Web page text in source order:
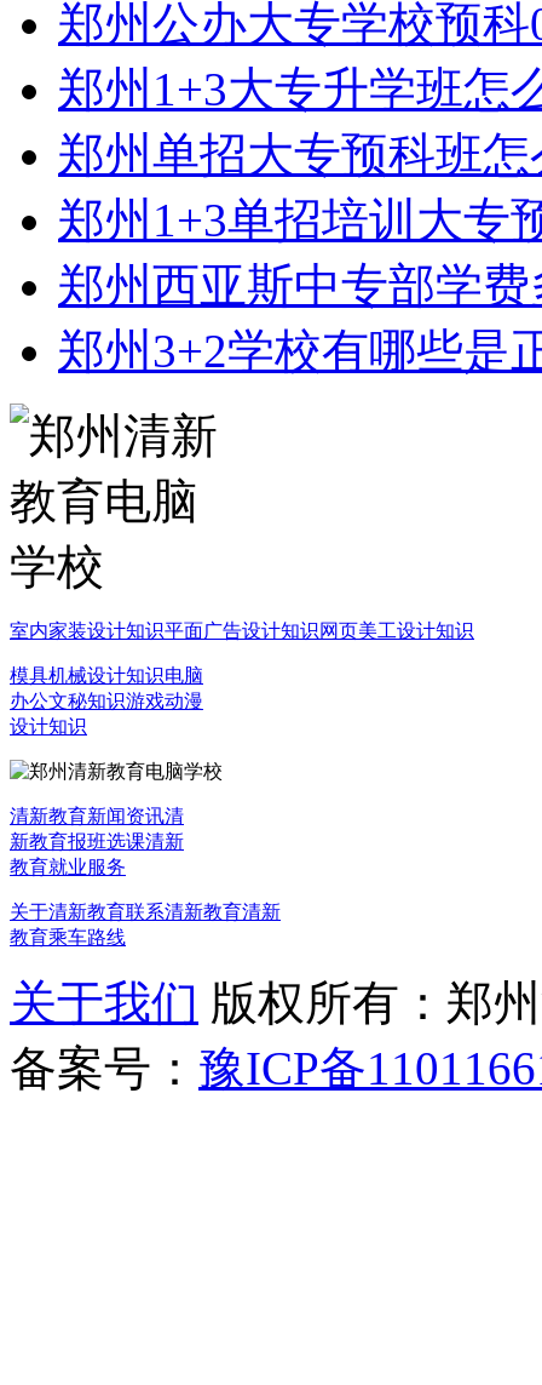
郑州公办大专学校预
郑州1+3大专升学班怎
郑州单招大专预科班
郑州1+3单招培训大专
郑州西亚斯中专部学
郑州3+2学校有哪些是
室内家装设计知识平面广告设计知识网页美工设计知识
模具机械设计知识电脑
办公文秘知识游戏动漫
设计知识
清新教育新闻资讯清
新教育报班选课清新
教育就业服务
关于清新教育联系清新教育清新
教育乘车路线
关于我们 版权所有：郑
备案号： 豫ICP备